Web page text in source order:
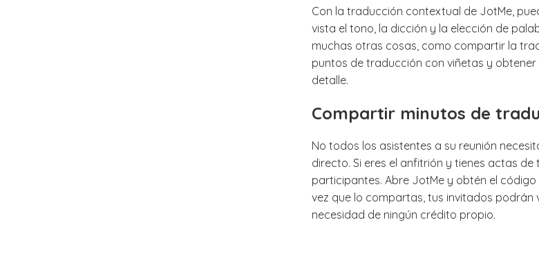
Con la traducción contextual de JotMe,
vista el tono, la dicción y la elección de
muchas otras cosas, como compartir la
puntos de traducción con viñetas y
detalle.
Compartir minutos de
No todos los asistentes a su reunión
directo. Si eres el anfitrión y tienes actas
participantes. Abre JotMe y obtén el
vez que lo compartas, tus invitados podrán
necesidad de ningún crédito propio.